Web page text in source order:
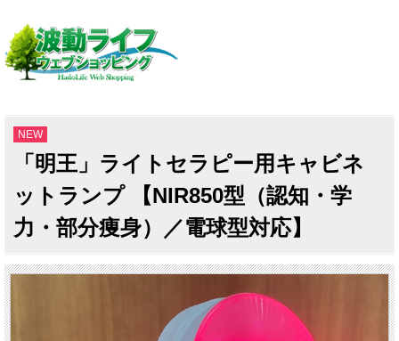
NEW
「明王」ライトセラピー用キャビネ
ットランプ 【NIR850型（認知・学
力・部分痩身）／電球型対応】